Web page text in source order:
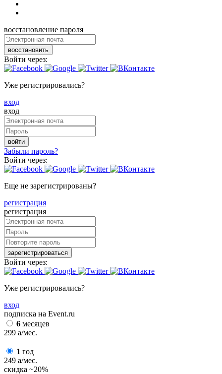
восстановление пароля
восстановить
Войти через:
Уже регистрировались?
вход
вход
войти
Забыли пароль?
Войти через:
Еще не зарегистрированы?
регистрация
регистрация
зарегистрироваться
Войти через:
Уже регистрировались?
вход
подписка на Event.ru
6 месяцев
299 a/мес.
1 год
249 a/мес.
скидка ~20%